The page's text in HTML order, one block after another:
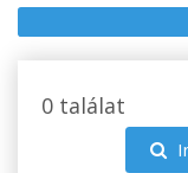
0 találat